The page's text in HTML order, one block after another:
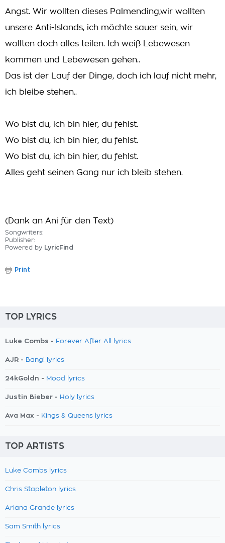
Angst. Wir wollten dieses Palmending,wir wollten
unsere Anti-Islands, ich möchte sauer sein, wir
wollten doch alles teilen. Ich weiß Lebewesen
kommen und Lebewesen gehen..
Das ist der Lauf der Dinge, doch ich lauf nicht mehr,
ich bleibe stehen..
Wo bist du, ich bin hier, du fehlst.
Wo bist du, ich bin hier, du fehlst.
Wo bist du, ich bin hier, du fehlst.
Alles geht seinen Gang nur ich bleib stehen.
(Dank an Ani für den Text)
Songwriters:
Publisher:
Powered by LyricFind
Print
TOP LYRICS
Luke Combs - Forever After All lyrics
AJR - Bang! lyrics
24kGoldn - Mood lyrics
Justin Bieber - Holy lyrics
Ava Max - Kings & Queens lyrics
TOP ARTISTS
Luke Combs lyrics
Chris Stapleton lyrics
Ariana Grande lyrics
Sam Smith lyrics